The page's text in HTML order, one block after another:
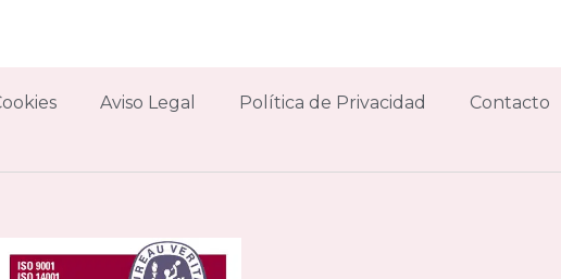
Aviso Legal Política de Privacidad Contacto